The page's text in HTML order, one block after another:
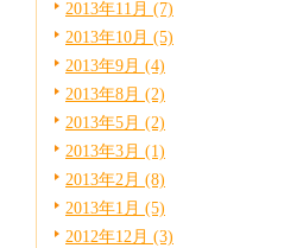
2013年11月 (7)
2013年10月 (5)
2013年9月 (4)
2013年8月 (2)
2013年5月 (2)
2013年3月 (1)
2013年2月 (8)
2013年1月 (5)
2012年12月 (3)